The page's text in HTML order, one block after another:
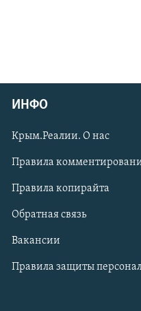
ИНФО
Крым.Реалии. О нас
Правила
Правила копирайта
Обратная связь
Вакансии
Правила защиты